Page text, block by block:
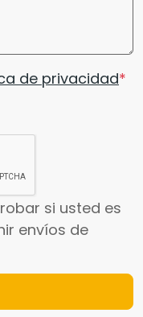
de privacidad
si usted es
envíos de